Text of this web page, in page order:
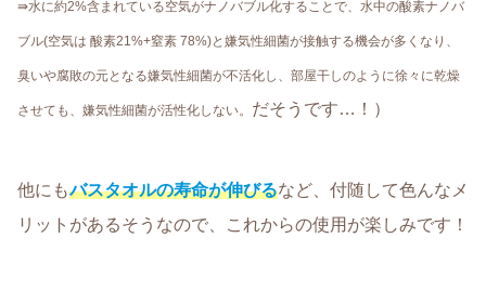
⇛水に約2%含まれている空気がナノバブル化することで、水中の酸素ナノバ
ブル(空気は 酸素21%+窒素 78%)と嫌気性細菌が接触する機会が多くなり、
臭いや腐敗の元となる嫌気性細菌が不活化し、部屋干しのように徐々に乾燥
させても、嫌気性細菌が活性化しない。 だそうです…！）
他にもバスタオルの寿命が伸びるなど、付随して色んなメ
リットがあるそうなので、これからの使用が楽しみです！